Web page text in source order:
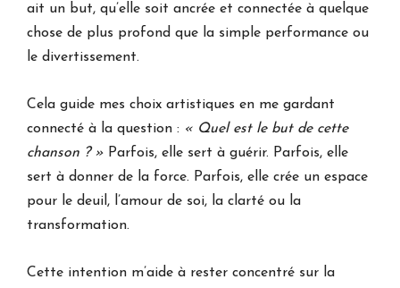
ait un but, qu’elle soit ancrée et connectée à quelque
chose de plus profond que la simple performance ou
le divertissement.
Cela guide mes choix artistiques en me gardant
connecté à la question : « Quel est le but de cette
chanson ? » Parfois, elle sert à guérir. Parfois, elle
sert à donner de la force. Parfois, elle crée un espace
pour le deuil, l’amour de soi, la clarté ou la
transformation.
Cette intention m’aide à rester concentré sur la